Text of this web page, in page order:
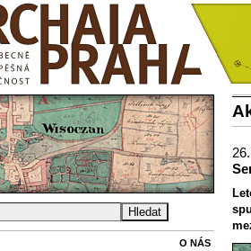
O NÁS